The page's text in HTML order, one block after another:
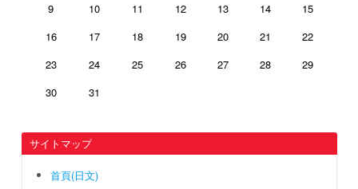
9
10 11 12 13 14
15
16
17 18 19 20 21
22
23
24 25 26 27 28
29
30
31
サイトマップ
首頁(日文)